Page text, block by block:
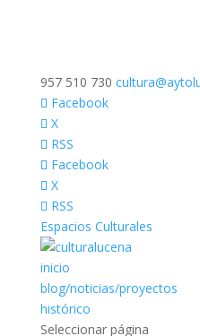
957 510 730
Facebook
X
RSS
Facebook
X
RSS
Espacios Culturales
inicio
blog/noticias/proyectos
histórico
Seleccionar página